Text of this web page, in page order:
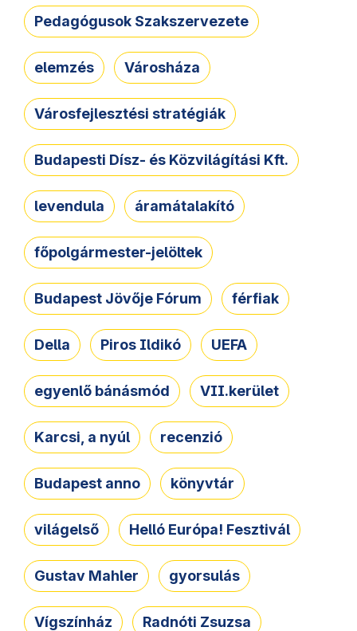
Pedagógusok Szakszervezete
elemzés Városháza
Városfejlesztési stratégiák
Budapesti Dísz- és Közvilágítási Kft.
levendula áramátalakító
főpolgármester-jelöltek
Budapest Jövője Fórum férfiak
Della Piros Ildikó UEFA
egyenlő bánásmód VII.kerület
Karcsi, a nyúl recenzió
Budapest anno könyvtár
világelső Helló Európa! Fesztivál
Gustav Mahler gyorsulás
Vígszínház Radnóti Zsuzsa